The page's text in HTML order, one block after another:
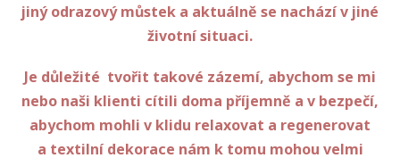
jiný odrazový můstek a aktuálně se nachází v jiné
životní situaci.
Je důležité tvořit takové zázemí, abychom se mi
nebo naši klienti cítili doma příjemně a v bezpečí,
abychom mohli v klidu relaxovat a regenerovat
a textilní dekorace nám k tomu mohou velmi